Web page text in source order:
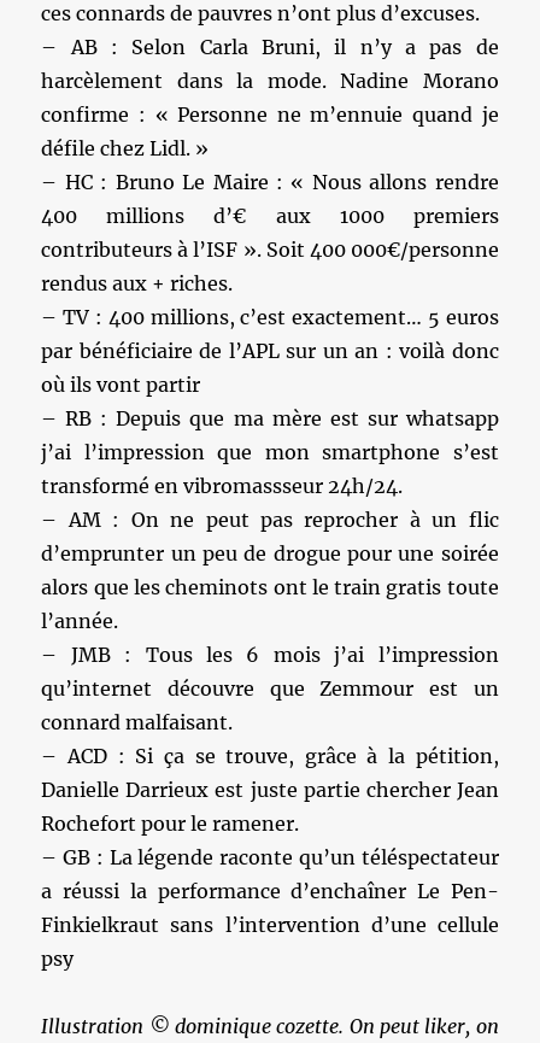
ces connards de pauvres n’ont plus d’excuses.
– AB : Selon Carla Bruni, il n’y a pas de
harcèlement dans la mode. Nadine Morano
confirme : « Personne ne m’ennuie quand je
défile chez Lidl. »
– HC : Bruno Le Maire : « Nous allons rendre
400 millions d’€ aux 1000 premiers
contributeurs à l’ISF ». Soit 400 000€/personne
rendus aux + riches.
– TV : 400 millions, c’est exactement… 5 euros
par bénéficiaire de l’APL sur un an : voilà donc
où ils vont partir
– RB : Depuis que ma mère est sur whatsapp
j’ai l’impression que mon smartphone s’est
transformé en vibromassseur 24h/24.
– AM : On ne peut pas reprocher à un flic
d’emprunter un peu de drogue pour une soirée
alors que les cheminots ont le train gratis toute
l’année.
– JMB : Tous les 6 mois j’ai l’impression
qu’internet découvre que Zemmour est un
connard malfaisant.
– ACD : Si ça se trouve, grâce à la pétition,
Danielle Darrieux est juste partie chercher Jean
Rochefort pour le ramener.
– GB : La légende raconte qu’un téléspectateur
a réussi la performance d’enchaîner Le Pen-
Finkielkraut sans l’intervention d’une cellule
psy
Illustration © dominique cozette. On peut liker, on